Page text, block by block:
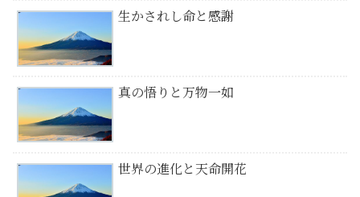
生かされし命と感謝
真の悟りと万物一如
世界の進化と天命開花